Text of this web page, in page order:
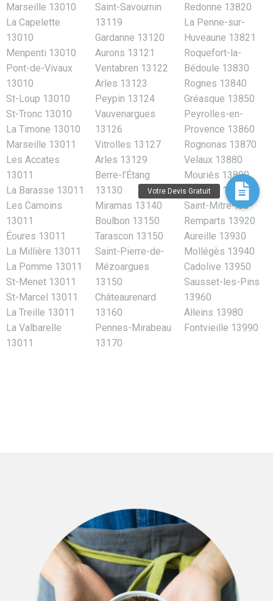
Marseille 13010
La Capelette
13010
Menpenti 13010
Pont-de-Vivaux
13010
St-Loup 13010
St-Tronc 13010
La Timone 13010
Marseille 13011
Les Accates
13011
La Barasse 13011
Les Camoins
13011
Éoures 13011
La Millière 13011
La Pomme 13011
St-Menet 13011
St-Marcel 13011
La Treille 13011
La Valbarelle
13011
Saint-Savournin
13119
Gardanne 13120
Aurons 13121
Ventabren 13122
Arles 13123
Peypin 13124
Vauvenargues
13126
Vitrolles 13127
Arles 13129
Berre-l’Étang
13130
Miramas 13140
Boulbon 13150
Tarascon 13150
Saint-Pierre-de-
Mézoargues
13150
Châteaurenard
13160
Pennes-Mirabeau
13170
Redonne 13820
La Penne-sur-
Huveaune 13821
Roquefort-la-
Bédoule 13830
Rognes 13840
Gréasque 13850
Peyrolles-en-
Provence 13860
Rognonas 13870
Velaux 13880
Mouriès 13890
Maillane 13910
Saint-Mitre-les-
Remparts 13920
Aureille 13930
Mollégès 13940
Cadolive 13950
Sausset-les-Pins
13960
Alleins 13980
Fontvieille 13990